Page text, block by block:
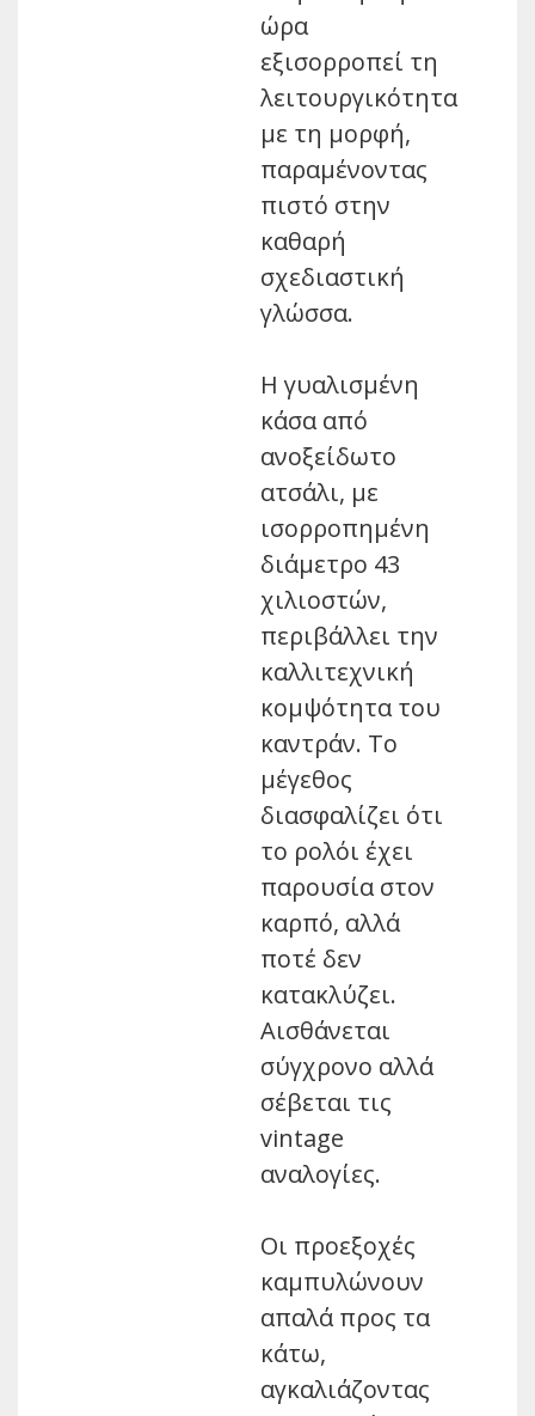
ώρα
εξισορροπεί τη
λειτουργικότητα
με τη μορφή,
παραμένοντας
πιστό στην
καθαρή
σχεδιαστική
γλώσσα.
Η γυαλισμένη
κάσα από
ανοξείδωτο
ατσάλι, με
ισορροπημένη
διάμετρο 43
χιλιοστών,
περιβάλλει την
καλλιτεχνική
κομψότητα του
καντράν. Το
μέγεθος
διασφαλίζει ότι
το ρολόι έχει
παρουσία στον
καρπό, αλλά
ποτέ δεν
κατακλύζει.
Αισθάνεται
σύγχρονο αλλά
σέβεται τις
vintage
αναλογίες.
Οι προεξοχές
καμπυλώνουν
απαλά προς τα
κάτω,
αγκαλιάζοντας